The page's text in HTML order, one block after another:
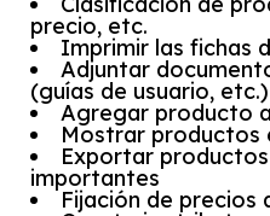
precio, etc.
Imprimir las fichas
Adjuntar
(guías de usuario, etc.)
Agregar producto
Mostrar productos
Exportar
importantes
Fijación de precios